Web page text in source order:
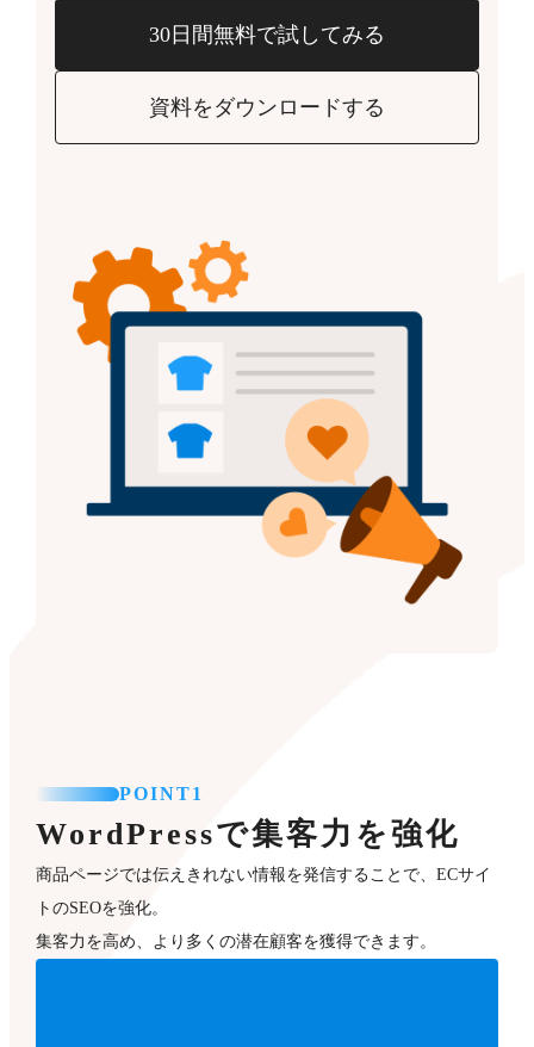
30日間無料で試してみる
資料をダウンロードする
POINT1
WordPressで集客力を強化
商品ページでは伝えきれない情報を発信することで、ECサイ
トのSEOを強化。
集客力を高め、より多くの潜在顧客を獲得できます。